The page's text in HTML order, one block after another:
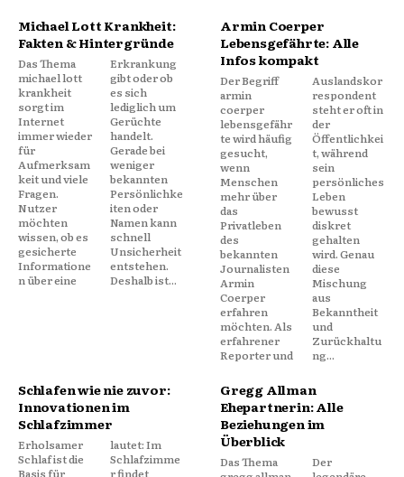
Michael Lott Krankheit:
Fakten & Hintergründe
Das Thema
michael lott
krankheit
sorgt im
Internet
immer wieder
für
Aufmerksam
keit und viele
Fragen.
Nutzer
möchten
wissen, ob es
gesicherte
Informatione
n über eine
Erkrankung
gibt oder ob
es sich
lediglich um
Gerüchte
handelt.
Gerade bei
weniger
bekannten
Persönlichke
iten oder
Namen kann
schnell
Unsicherheit
entstehen.
Deshalb ist...
Armin Coerper
Lebensgefährte: Alle
Infos kompakt
Der Begriff
armin
coerper
lebensgefähr
te wird häufig
gesucht,
wenn
Menschen
mehr über
das
Privatleben
des
bekannten
Journalisten
Armin
Coerper
erfahren
möchten. Als
erfahrener
Reporter und
Auslandskor
respondent
steht er oft in
der
Öffentlichkei
t, während
sein
persönliches
Leben
bewusst
diskret
gehalten
wird. Genau
diese
Mischung
aus
Bekanntheit
und
Zurückhaltu
ng...
Schlafen wie nie zuvor:
Innovationen im
Schlafzimmer
Erholsamer
Schlaf ist die
Basis für
lautet: Im
Schlafzimme
r findet
Gregg Allman
Ehepartnerin: Alle
Beziehungen im
Überblick
Das Thema
Der